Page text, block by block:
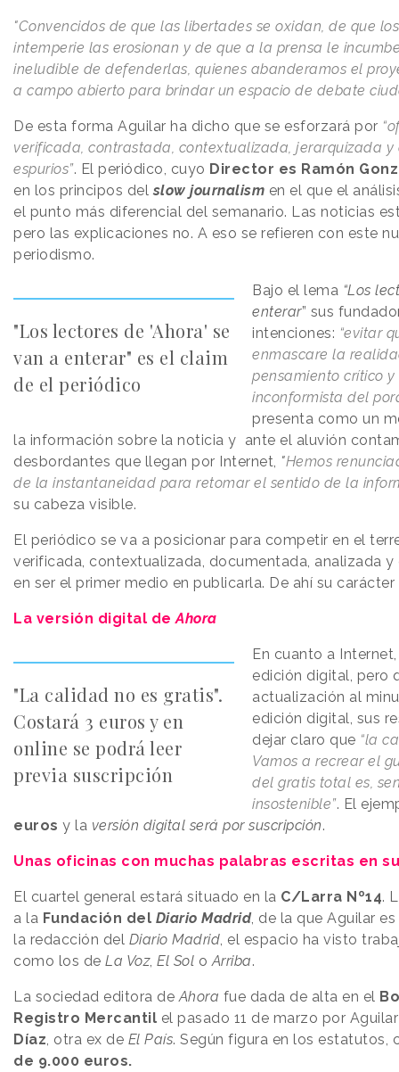
"Convencidos de que las libertades se oxidan, de que
intemperie las erosionan y de que a la prensa le
ineludible de defenderlas, quienes abanderamos el
a campo abierto para brindar un espacio de debate
De esta forma Aguilar ha dicho que se esforzará por
verificada, contrastada, contextualizada, jerarquizada
espurios”. El periódico, cuyo Director es Ramón
en los principos delslow journalism en el que el
el punto más diferencial del semanario. Las noticias
pero las explicaciones no. A eso se refieren con este
periodismo.
"Los lectores de 'Ahora' se
van a enterar" es el claim
de el periódico
Bajo el lema “Los
enterar” sus
intenciones: “evitar
enmascare la
pensamiento crítico
inconformista del
presenta como un
la información sobre la noticia y ante el aluvión
desbordantes que llegan por Internet, "Hemos
de la instantaneidad para retomar el sentido de la
su cabeza visible.
El periódico se va a posicionar para competir en el
verificada, contextualizada, documentada, analizada
en ser el primer medio en publicarla. De ahí su carácter
La versión digital de Ahora
"La calidad no es gratis".
Costará 3 euros y en
online se podrá leer
previa suscripción
En cuanto a
edición digital, pero
actualización al
edición digital, sus
dejar claro que “la
Vamos a recrear el
del gratis total es,
insostenible”. El
euros y la versión digital será por suscripción.
Unas oficinas con muchas palabras escritas en
El cuartel general estará situado en la C/Larra Nº14.
a la Fundación del Diario Madrid, de la que Aguilar
la redacción del Diario Madrid , el espacio ha visto
como los de La Voz, El Sol o Arriba.
La sociedad editora de Ahora fue dada de alta en el
Registro Mercantil el pasado 11 de marzo por
Díaz , otra ex de El País. Según figura en los estatutos,
de 9.000 euros.